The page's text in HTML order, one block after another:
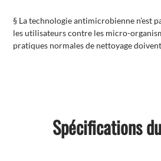
§ La technologie antimicrobienne n’est
les utilisateurs contre les micro-
pratiques normales de nettoyage
Spécifications